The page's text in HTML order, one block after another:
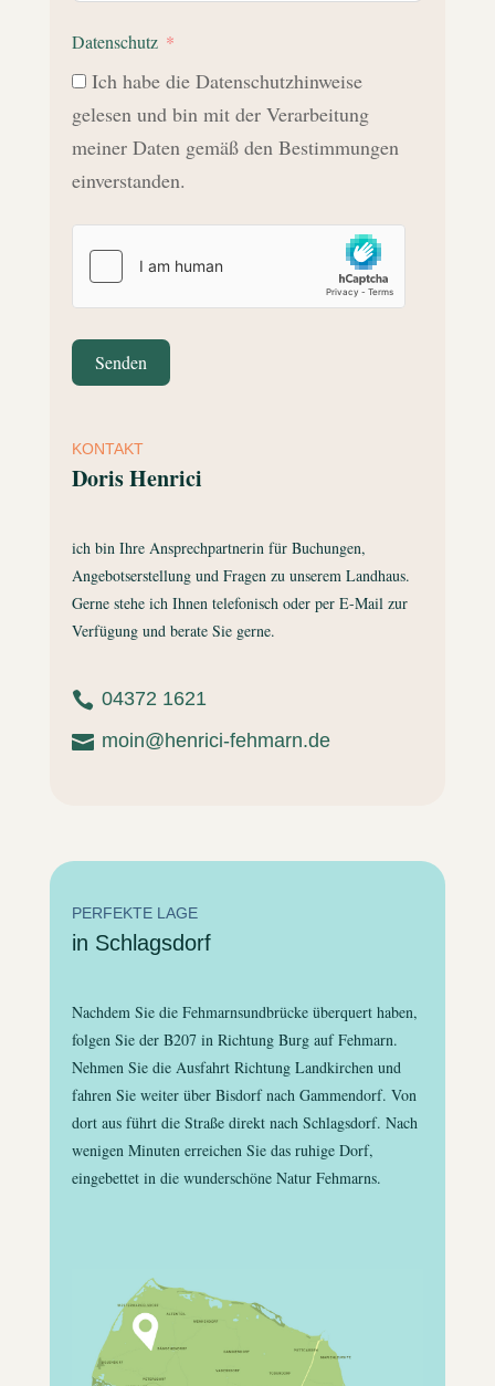
Datenschutz
Ich habe die Datenschutzhinweise
gelesen und bin mit der Verarbeitung
meiner Daten gemäß den Bestimmungen
einverstanden.
Senden
KONTAKT
Doris Henrici
ich bin Ihre Ansprechpartnerin für Buchungen,
Angebotserstellung und Fragen zu unserem Landhaus.
Gerne stehe ich Ihnen telefonisch oder per E-Mail zur
Verfügung und berate Sie gerne.
 04372 1621
 moin@henrici-fehmarn.de
PERFEKTE LAGE
in Schlagsdorf
Nachdem Sie die Fehmarnsundbrücke überquert haben,
folgen Sie der B207 in Richtung Burg auf Fehmarn.
Nehmen Sie die Ausfahrt Richtung Landkirchen und
fahren Sie weiter über Bisdorf nach Gammendorf. Von
dort aus führt die Straße direkt nach Schlagsdorf. Nach
wenigen Minuten erreichen Sie das ruhige Dorf,
eingebettet in die wunderschöne Natur Fehmarns.